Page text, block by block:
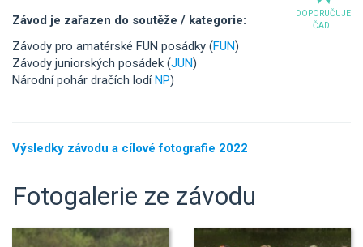
DOPORUČUJE
ČADL
Závod je zařazen do soutěže / kategorie:
Závody pro amatérské FUN posádky (FUN)
Závody juniorských posádek (JUN)
Národní pohár dračích lodíNP)
Výsledky závodu a cílové fotografie 2022
Fotogalerie ze závodu